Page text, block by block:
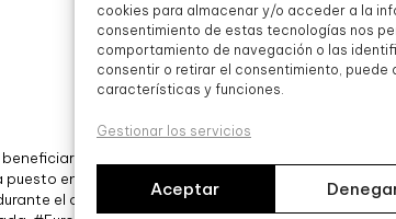
cookies para almacenar y/o acceder a la
consentimiento de estas tecnologías nos
comportamiento de navegación o las
consentir o retirar el consentimiento,
características y funciones.
Gestionar los servicios
Aceptar
de Fondos Europeos, cuyo objetivo es la
puesto en marcha un Plan de Acción con el objetivo
el año 2024. Para ello ha contado con el apoyo